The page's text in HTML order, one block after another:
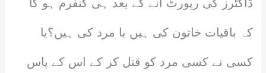
ڈاکٹرز کی رپورٹ آنے کے بعد ہی کنفرم ہو گا
کہ باقیات خاتون کی ہیں یا مرد کی ہیں؟یا
کسی نے کسی مرد کو قتل کر کے اس کے پاس